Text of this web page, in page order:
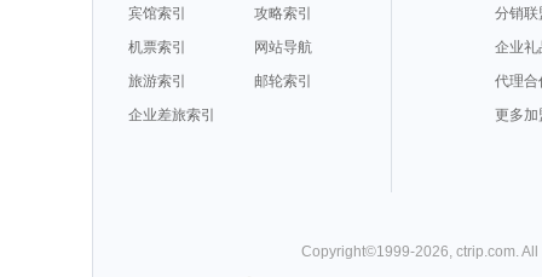
宾馆索引
攻略索引
机票索引
网站导航
旅游索引
邮轮索引
企业差旅索引
分销联
企业礼
代理合
更多加
Copyright©1999-2026 ctrip.com .